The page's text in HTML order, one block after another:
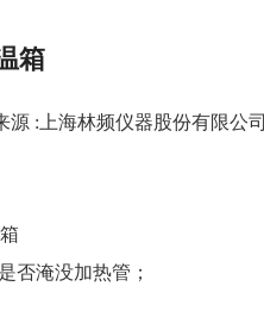
箱
:上海林频仪器股份有限公司
淹没加热管；